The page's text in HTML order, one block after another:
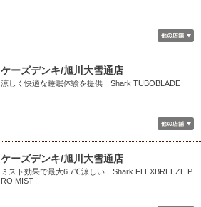
ケーズデンキ/旭川大雪通店
涼しく快適な睡眠体験を提供 Shark TUBOBLADE
ケーズデンキ/旭川大雪通店
ミスト効果で最大6.7℃涼しい Shark FLEXBREEZE P
RO MIST